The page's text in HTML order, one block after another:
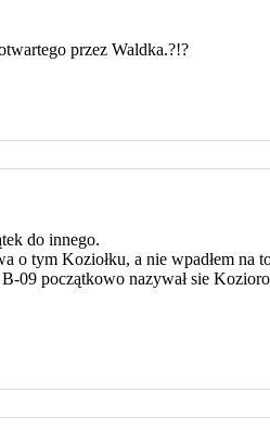
przez Waldka.?!?
do innego.
tym Koziołku, a nie wpadłem na
09 początkowo nazywał sie